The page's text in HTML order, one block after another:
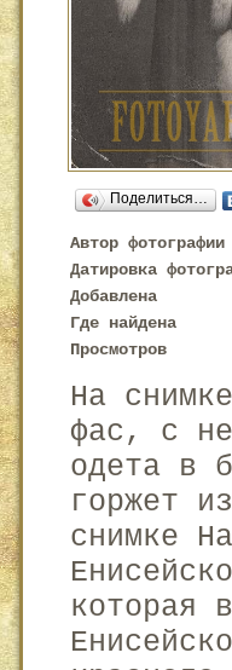
Поделиться…
Автор фотографии
Датировка
Добавлена
Где найдена
Просмотров
На
фас, с
одета в
горжет
снимке
которая